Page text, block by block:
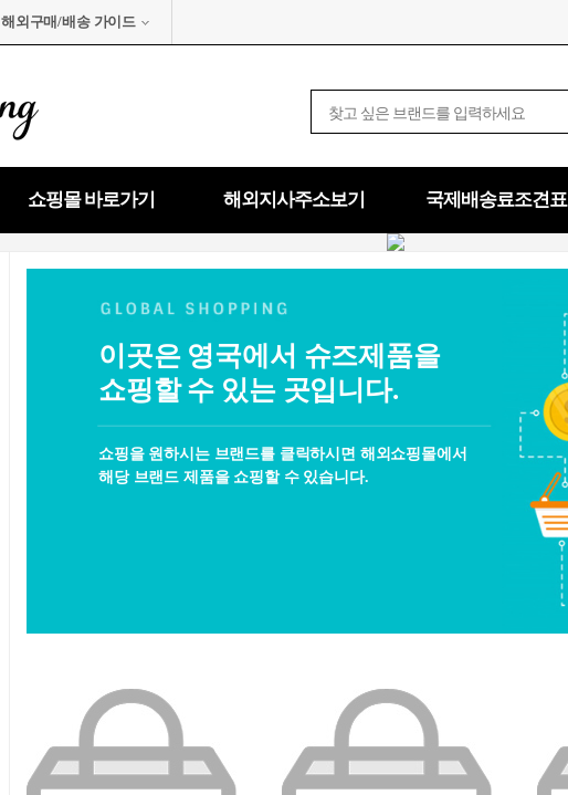
해외구매/배송 가이드
쇼핑몰 바로가기 해외지사주소보기 국제배송료조견표
이곳은 영국에서 슈즈제품을
쇼핑할 수 있는 곳입니다.
쇼핑을 원하시는 브랜드를 클릭하시면 해외쇼핑몰에서
해당 브랜드 제품을 쇼핑할 수 있습니다.